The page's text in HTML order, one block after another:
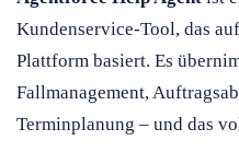
Kundenservice-Tool, das
Plattform basiert. Es
Fallmanagement,
Terminplanung – und das